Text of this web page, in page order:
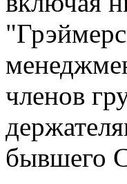
членов
бывшего